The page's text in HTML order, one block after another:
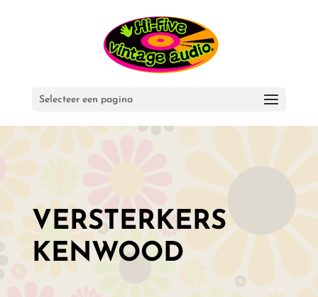
Selecteer een pagina
VERSTERKERS
KENWOOD